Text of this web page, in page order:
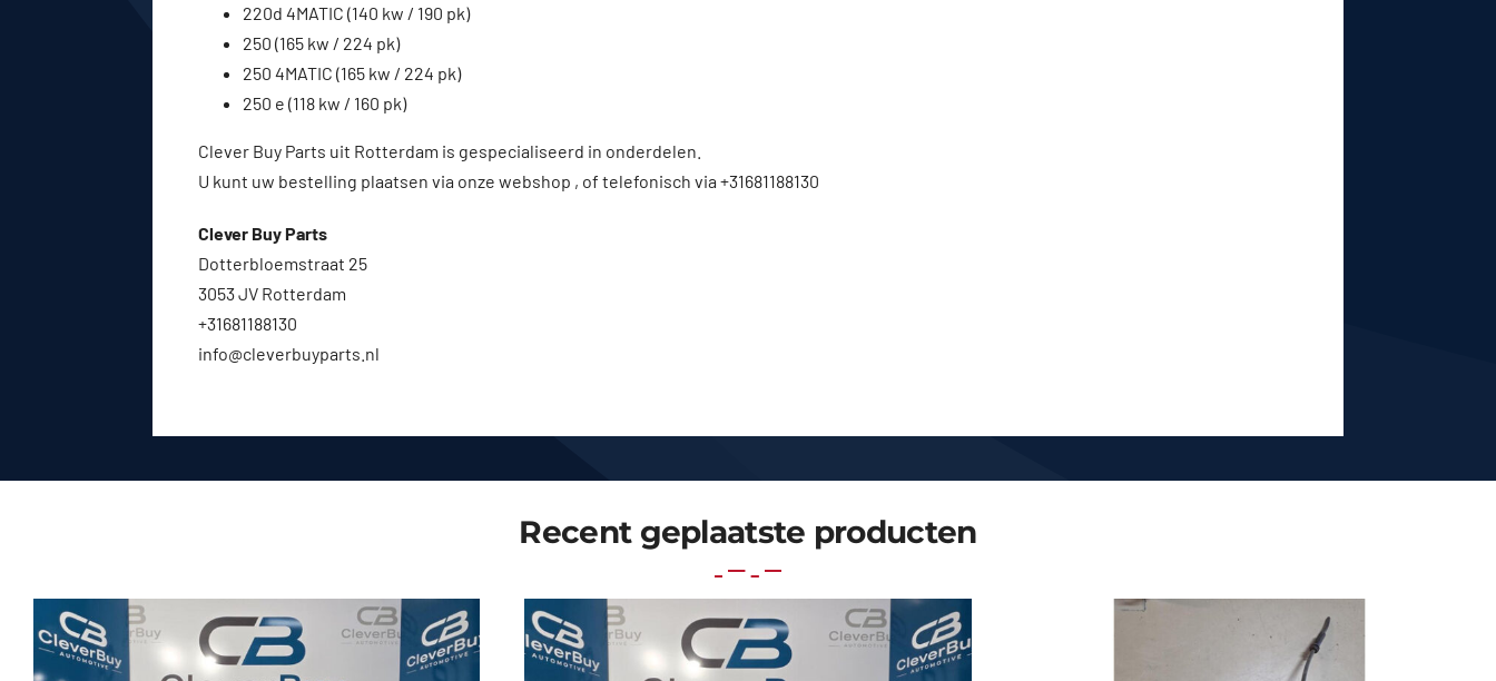
220d 4MATIC (140 kw / 190 pk)
250 (165 kw / 224 pk)
250 4MATIC (165 kw / 224 pk)
250 e (118 kw / 160 pk)
Clever Buy Parts uit Rotterdam is gespecialiseerd in onderdelen.
U kunt uw bestelling plaatsen via onze webshop , of telefonisch via +31681188130
Clever Buy Parts
Dotterbloemstraat 25
3053 JV Rotterdam
+31681188130
info@cleverbuyparts.nl
Recent geplaatste producten